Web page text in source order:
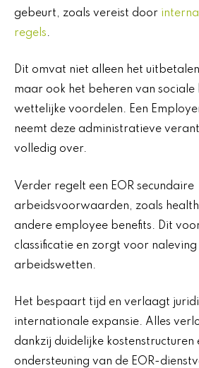
gebeurt, zoals vereist door
regels.
Dit omvat niet alleen het
maar ook het beheren van sociale
wettelijke voordelen. Een
neemt deze administratieve
volledig over.
Verder regelt een EOR secundaire
arbeidsvoorwaarden, zoals health
andere employee benefits. Dit
classificatie en zorgt voor
arbeidswetten.
Het bespaart tijd en verlaagt
internationale expansie. Alles
dankzij duidelijke
ondersteuning van de EOR-